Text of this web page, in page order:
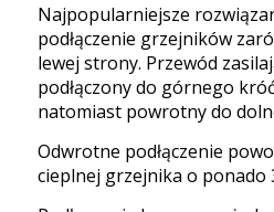
Najpopularniejsze
podłączenie grzejników
lewej strony. Przewód
podłączony do górnego
natomiast powrotny do
Odwrotne podłączenie
cieplnej grzejnika o ponado